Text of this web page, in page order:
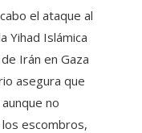
el ataque al
Yihad Islámica
Irán en Gaza
asegura que
no
escombros,